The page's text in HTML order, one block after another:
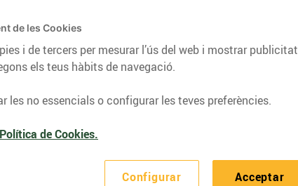
de les Cookies
i de tercers per mesurar l’ús del web i mostrar publicitat
els teus hàbits de navegació.
les no essencials o configurar les teves preferències.
Política de Cookies.
Configurar Acceptar